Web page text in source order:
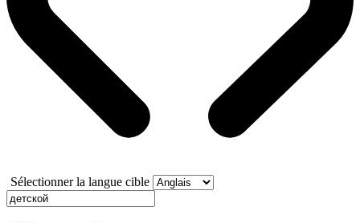
Sélectionner la langue cible